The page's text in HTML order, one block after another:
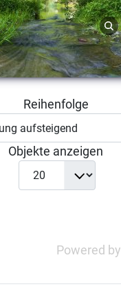
Reihenfolge
Objekte anzeigen
Powered by